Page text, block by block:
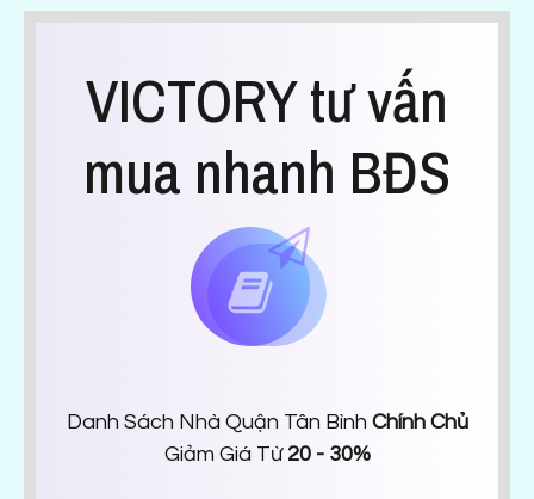
VICTORY tư vấn
mua nhanh BĐS
Danh Sách Nhà Quận Tân Bình Chính Chủ
Giảm Giá Từ 20 - 30%